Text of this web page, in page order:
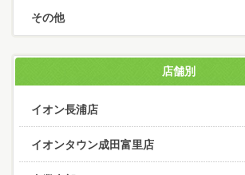
その他
店舗別
イオン長浦店
イオンタウン成田富里店